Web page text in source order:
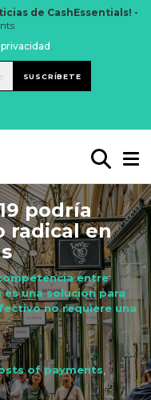
de CashEssentials! -
.
SUSCRÍBETE
podría
radical en
entre
una solución para
no requiere una
of payments